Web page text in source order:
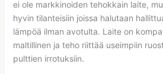
ei ole markkinoiden tehokkain laite,
hyvin tilanteisiin joissa halutaan
lämpöä ilman avotulta. Laite on
maltillinen ja teho riittää useimpiin
pulttien irrotuksiin.